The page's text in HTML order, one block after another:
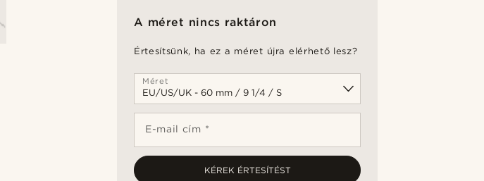
A méret nincs raktáron
Értesítsünk, ha ez a méret újra elérhető lesz?
Méret
E-mail cím *
KÉREK ÉRTESÍTÉST